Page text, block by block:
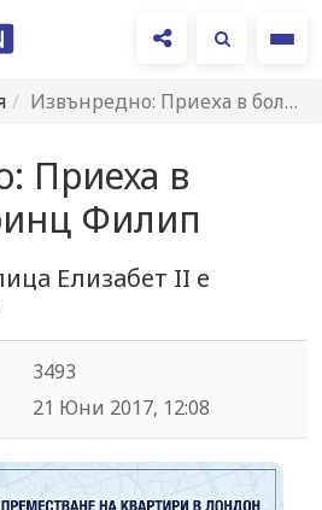
Извънредно: Приеха в болница принц Филип
Приеха в
Филип
Елизабет II е
3493
21 Юни 2017, 12:08